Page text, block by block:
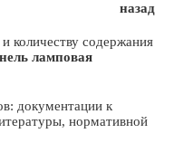
назад
количеству содержания
ламповая
документации к
нормативной